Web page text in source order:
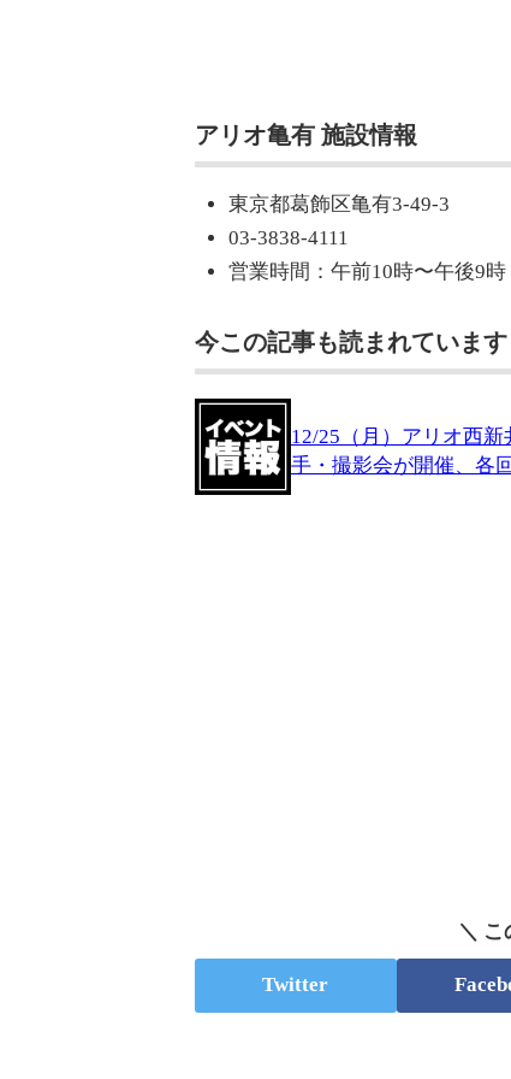
アリオ亀有 施設情報
東京都葛飾区亀有3-49-3
03-3838-4111
営業時間：午前10時〜午後9
今この記事も読まれています
12/25（月）アリオ西
手・撮影会が開催、各
＼ こ
Twitter